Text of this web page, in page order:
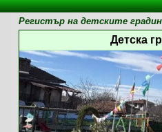
Регистър на детските
Детска